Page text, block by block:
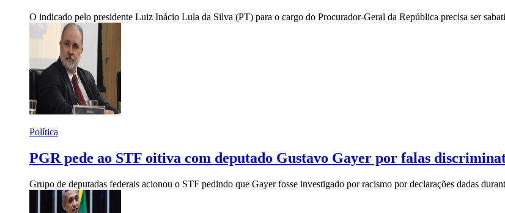
O indicado pelo presidente Luiz Inácio Lula da Silva (PT) para o cargo do Procurador-Geral da República precisa ser
Política
PGR pede ao STF oitiva com deputado Gustavo Gayer por falas
Grupo de deputadas federais acionou o STF pedindo que Gayer fosse investigado por racismo por declarações dadas